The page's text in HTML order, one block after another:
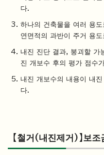
다.
하나의 건축물을 여러 용
연면적의 과반이 주거 용
내진 진단 결과, 붕괴할 가
진 개보수 후의 평가 점수
내진 개보수의 내용이 내
다.
【철거(내진제거)】보